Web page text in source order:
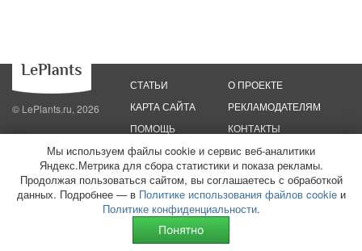
© LePlants.ru, 2026
СТАТЬИ
КАРТА САЙТА
ПОМОЩЬ
О ПРОЕКТЕ
РЕКЛАМОДАТЕЛЯМ
КОНТАКТЫ
Политика конфиденциальности
Политика использования файлов cookie
Пользовательское соглашение
Редакционные стандарты
ООО «Трафик»
ИНН 7813175200 ОГРН 1027806866724
Монетизация
Мы используем файлы cookie и сервис веб-аналитики
Яндекс.Метрика для сбора статистики и показа рекламы.
Продолжая пользоваться сайтом, вы соглашаетесь с обработкой
данных. Подробнее — в Политике использования файлов cookieи
Политике конфиденциальности.
Понятно